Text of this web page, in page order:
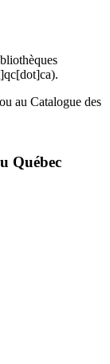
.
au Catalogue des
Québec